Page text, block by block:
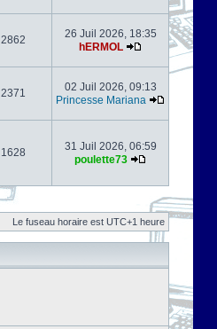
2862
26 Juil 2026, 18:35
hERMOL
2371
02 Juil 2026, 09:13
Princesse Mariana
1628
31 Juil 2026, 06:59
poulette73
Le fuseau horaire est UTC+1 heure